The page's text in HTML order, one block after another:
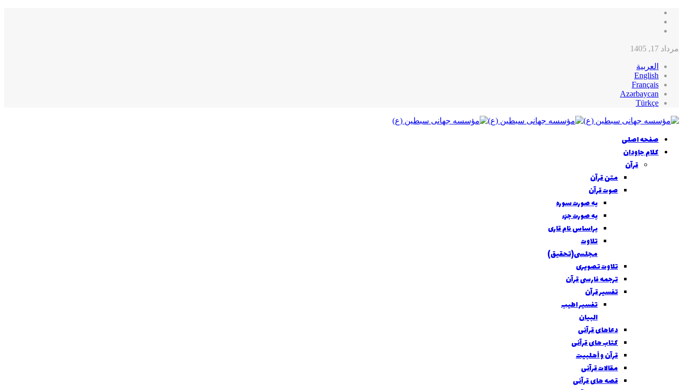
مرداد 17, 1405
العربية
English
Français
Azərbaycan
Türkçe
صفحه اصلی
کلام جاودان
قرآن
متن قرآن
صوت قرآن
به صورت سوره
به صورت جزء
براساس نام قاری
تلاوت
مجلسی(تحقیق)
تلاوت تصویری
ترجمه فارسی قرآن
تفسیر قرآن
تفسير اطیب
البیان
دعاهای قرآنی
کتاب های قرآنی
قرآن و أهلبیت
مقالات قرآنی
قصه های قرآنی